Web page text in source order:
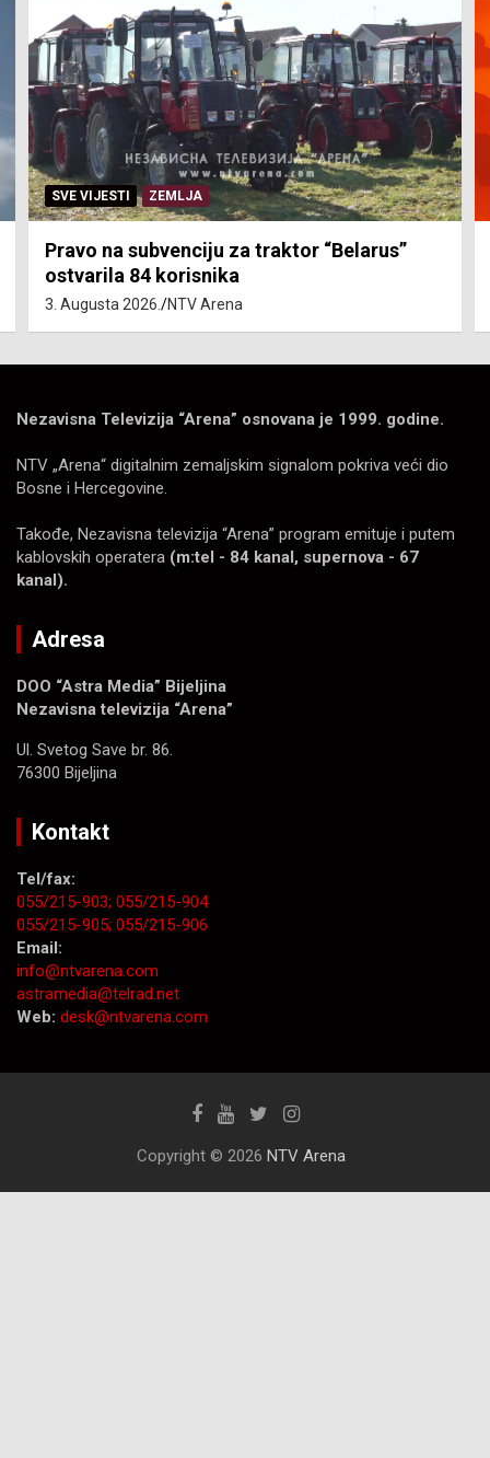
SVE VIJESTI ZEMLJA
Pravo na subvenciju za traktor “Belarus”
ostvarila 84 korisnika
3. Augusta 2026. NTV Arena
Nezavisna Televizija “Arena” osnovana je 1999. godine.
NTV „Arena“ digitalnim zemaljskim signalom pokriva veći dio
Bosne i Hercegovine.
Takođe, Nezavisna televizija “Arena” program emituje i putem
kablovskih operatera (m:tel - 84 kanal, supernova - 67
kanal).
Adresa
DOO “Astra Media” Bijeljina
Nezavisna televizija “Arena”
Ul. Svetog Save br. 86.
76300 Bijeljina
Kontakt
Tel/fax:
055/215-903; 055/215-904
055/215-905; 055/215-906
Email:
info@ntvarena.com
astramedia@telrad.net
Web: desk@ntvarena.com
Copyright © 2026 NTV Arena